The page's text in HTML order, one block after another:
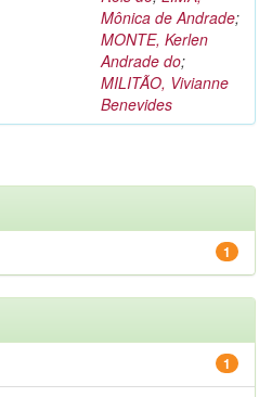
Mônica de Andrade;
MONTE, Kerlen
Andrade do;
MILITÃO, Vivianne
Benevides
1
1